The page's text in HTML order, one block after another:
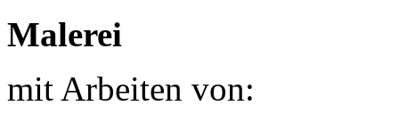
Malerei
mit Arbeiten von: